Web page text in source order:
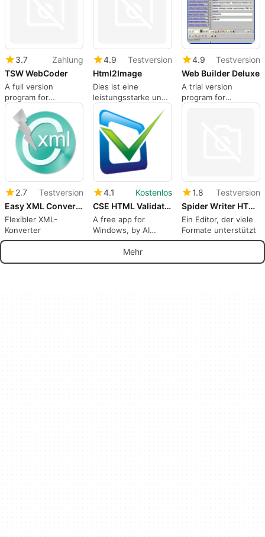
3.7
Zahlung
TSW WebCoder
A full version
program for
Windows, by Tsware.
4.9
Testversion
Html2Image
Dies ist eine
leistungsstarke und
einfach zu
bedienende
praktische
Anwendung, die...
4.9
Testversion
Web Builder Deluxe
A trial version
program for
Windows, by
2.7
Testversion
Easy XML Converter
Flexibler XML-
Konverter
4.1
Kostenlos
CSE HTML Validator Lite
A free app for
Windows, by AI
Internet Solutions.
1.8
Testversion
Spider Writer HTML Editor
Ein Editor, der viele
Formate unterstützt
Mehr